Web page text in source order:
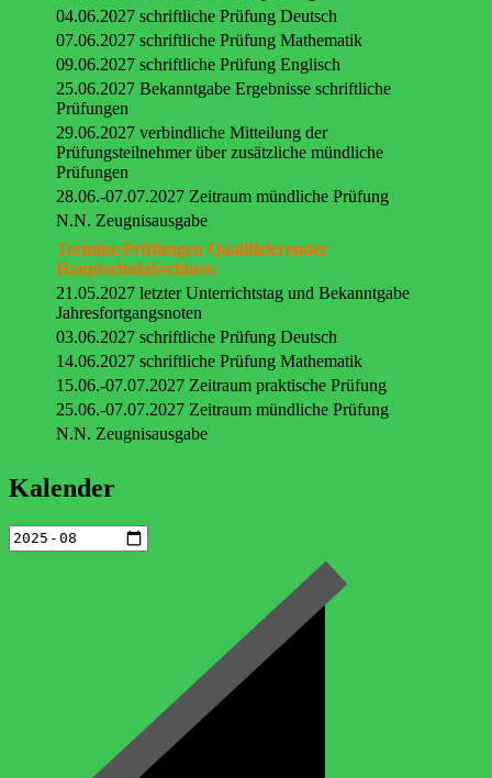
04.06.2027 schriftliche Prüfung Deutsch
07.06.2027 schriftliche Prüfung Mathematik
09.06.2027 schriftliche Prüfung Englisch
25.06.2027 Bekanntgabe Ergebnisse schriftliche
Prüfungen
29.06.2027 verbindliche Mitteilung der
Prüfungsteilnehmer über zusätzliche mündliche
Prüfungen
28.06.-07.07.2027 Zeitraum mündliche Prüfung
N.N. Zeugnisausgabe
Termine/Prüfungen Qualifizierender
Hauptschulabschluss:
21.05.2027 letzter Unterrichtstag und Bekanntgabe
Jahresfortgangsnoten
03.06.2027 schriftliche Prüfung Deutsch
14.06.2027 schriftliche Prüfung Mathematik
15.06.-07.07.2027 Zeitraum praktische Prüfung
25.06.-07.07.2027 Zeitraum mündliche Prüfung
N.N. Zeugnisausgabe
Kalender